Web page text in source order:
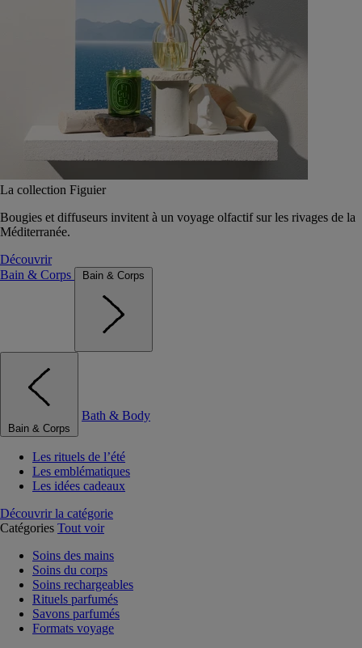
La collection Figuier
Bougies et diffuseurs invitent à un voyage olfactif sur les rivages de la
Méditerranée.
Découvrir
Bain & Corps
Bain & Corps
Bain & Corps
Bath & Body
Les rituels de l’été
Les emblématiques
Les idées cadeaux
Découvrir la catégorie
Catégories Tout voir
Soins des mains
Soins du corps
Soins rechargeables
Rituels parfumés
Savons parfumés
Formats voyage